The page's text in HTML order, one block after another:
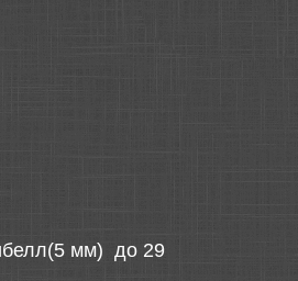
мм) до 29